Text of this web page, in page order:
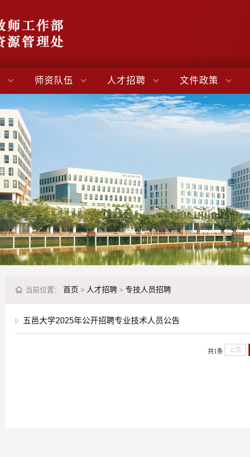
师资队伍 人才招聘 文件政策
当前位置：首页 > 人才招聘 >专技人员招聘
五邑大学2025年公开招聘专业技术人员公告
共1条 上页